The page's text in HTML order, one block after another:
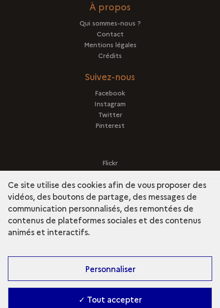
À propos
Qui sommes-nous ?
Contact
Mentions légales
Crédits
Suivez-nous
Facebook
Instagram
Twitter
Pinterest
Flickr
Sketchfab
Découvrir la collection
Ce site utilise des cookies afin de vous proposer des
vidéos, des boutons de partage, des messages de
communication personnalisés, des remontées de
contenus de plateformes sociales et des contenus
animés et interactifs.
Personnaliser
✓ Tout accepter